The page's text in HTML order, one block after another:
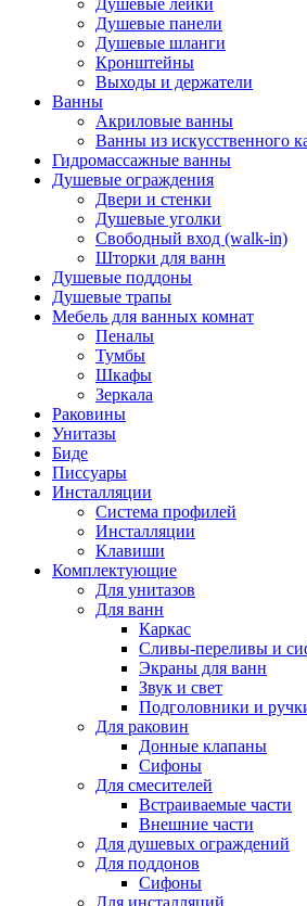
Душевые лейки
Душевые панели
Душевые шланги
Кронштейны
Выходы и держатели
Ванны
Акриловые ванны
Ванны из искусственного
Гидромассажные ванны
Душевые ограждения
Двери и стенки
Душевые уголки
Свободный вход (walk-in)
Шторки для ванн
Душевые поддоны
Душевые трапы
Мебель для ванных комнат
Пеналы
Тумбы
Шкафы
Зеркала
Раковины
Унитазы
Биде
Писсуары
Инсталляции
Система профилей
Инсталляции
Клавиши
Комплектующие
Для унитазов
Для ванн
Каркас
Сливы-переливы и
Экраны для ванн
Звук и свет
Подголовники и
Для раковин
Донные клапаны
Сифоны
Для смесителей
Встраиваемые части
Внешние части
Для душевых ограждений
Для поддонов
Сифоны